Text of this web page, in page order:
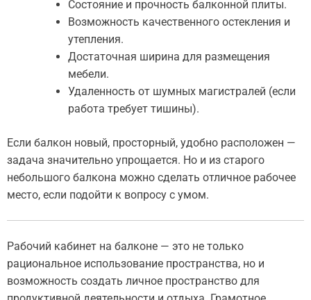
Состояние и прочность балконной плиты.
Возможность качественного остекления и
утепления.
Достаточная ширина для размещения
мебели.
Удаленность от шумных магистралей (если
работа требует тишины).
Если балкон новый, просторный, удобно расположен —
задача значительно упрощается. Но и из старого
небольшого балкона можно сделать отличное рабочее
место, если подойти к вопросу с умом.
Рабочий кабинет на балконе — это не только
рациональное использование пространства, но и
возможность создать личное пространство для